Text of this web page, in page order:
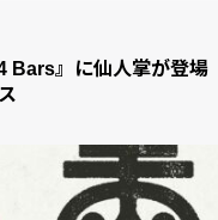
Bars』に仙人掌が登